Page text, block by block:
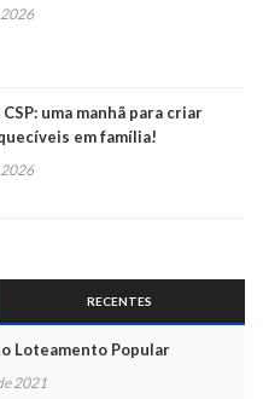
2026
uma manhã para criar
em família!
2026
RECENTES
Loteamento Popular
2021